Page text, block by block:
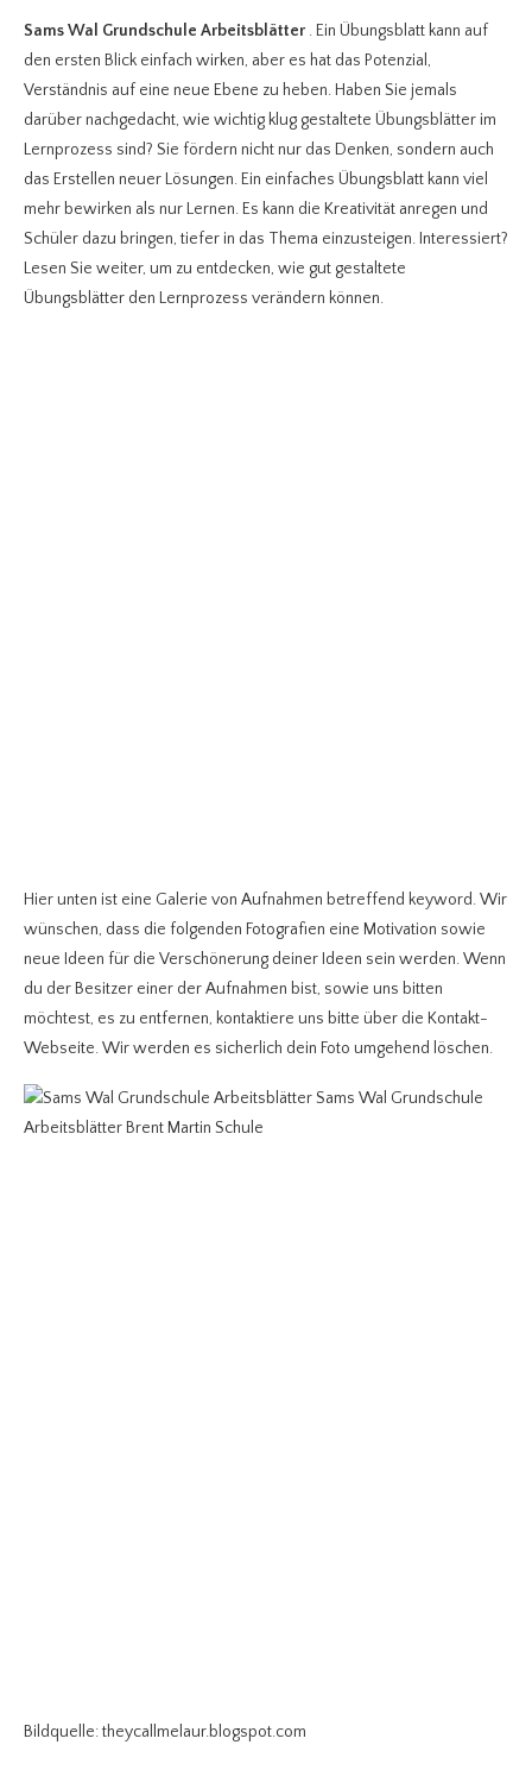
Sams Wal Grundschule Arbeitsblätter . Ein Übungsblatt kann auf
den ersten Blick einfach wirken, aber es hat das Potenzial,
Verständnis auf eine neue Ebene zu heben. Haben Sie jemals
darüber nachgedacht, wie wichtig klug gestaltete Übungsblätter im
Lernprozess sind? Sie fördern nicht nur das Denken, sondern auch
das Erstellen neuer Lösungen. Ein einfaches Übungsblatt kann viel
mehr bewirken als nur Lernen. Es kann die Kreativität anregen und
Schüler dazu bringen, tiefer in das Thema einzusteigen. Interessiert?
Lesen Sie weiter, um zu entdecken, wie gut gestaltete
Übungsblätter den Lernprozess verändern können.
Hier unten ist eine Galerie von Aufnahmen betreffend keyword. Wir
wünschen, dass die folgenden Fotografien eine Motivation sowie
neue Ideen für die Verschönerung deiner Ideen sein werden. Wenn
du der Besitzer einer der Aufnahmen bist, sowie uns bitten
möchtest, es zu entfernen, kontaktiere uns bitte über die Kontakt-
Webseite. Wir werden es sicherlich dein Foto umgehend löschen.
Bildquelle: theycallmelaur.blogspot.com